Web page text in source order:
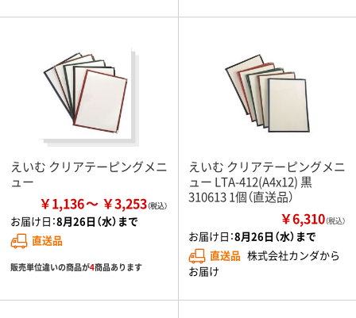
えいむ クリアテーピングメニ
ュー
￥1,136 ￥3,253
お届け日：8月26日（水）まで
直送品
販売単位違いの商品が4商品あります
えいむ クリアテーピングメニ
ュー LTA-412(A4x12) 黒
310613 1個（直送品）
￥6,310（税込）
お届け日：8月26日（水）まで
直送品 株式会社カンダから
お届け